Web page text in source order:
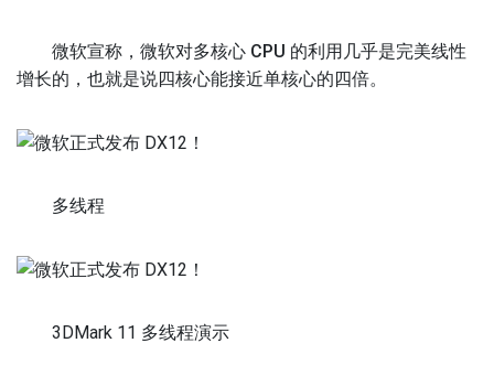
微软宣称， 微软对多核心 CPU 的利用几乎是完美线性
增长的 ，也就是说四核心能接近单核心的四倍。
多线程
3DMark 11 多线程演示